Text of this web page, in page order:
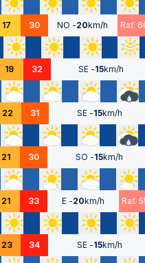
17 30 NO -20km/h Raf.
19 32 SE -15km/h
22 31 SE -15km/h
21 30 SO -15km/h
21 33 E -20km/h Raf.
23 34 SE -15km/h